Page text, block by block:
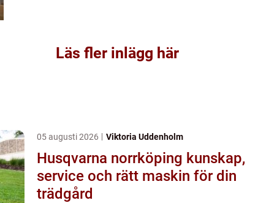
Läs fler inlägg här
05 augusti 2026 Viktoria Uddenholm
Husqvarna norrköping kunskap,
service och rätt maskin för din
trädgård